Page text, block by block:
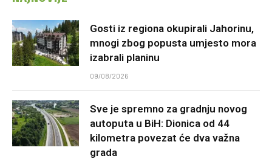
Gosti iz regiona okupirali Jahorinu,
mnogi zbog popusta umjesto mora
izabrali planinu
09/08/2026
Sve je spremno za gradnju novog
autoputa u BiH: Dionica od 44
kilometra povezat će dva važna
grada